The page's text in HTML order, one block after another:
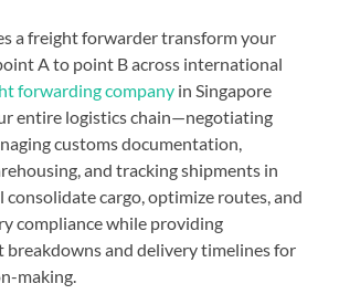
a freight forwarder transform your
A to point B across international
forwarding company in Singapore
entire logistics chain—negotiating
customs documentation,
and tracking shipments in
consolidate cargo, optimize routes, and
compliance while providing
breakdowns and delivery timelines for
making.